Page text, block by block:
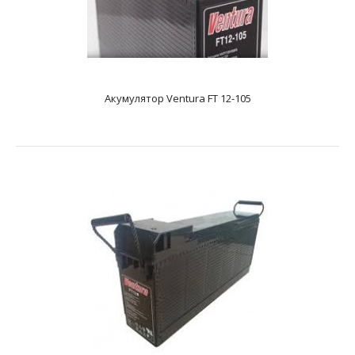
text_zero
12 і ємність - 105 А * год. Розміри акумулятора,..
Акумулятор Ventura FT 12-105